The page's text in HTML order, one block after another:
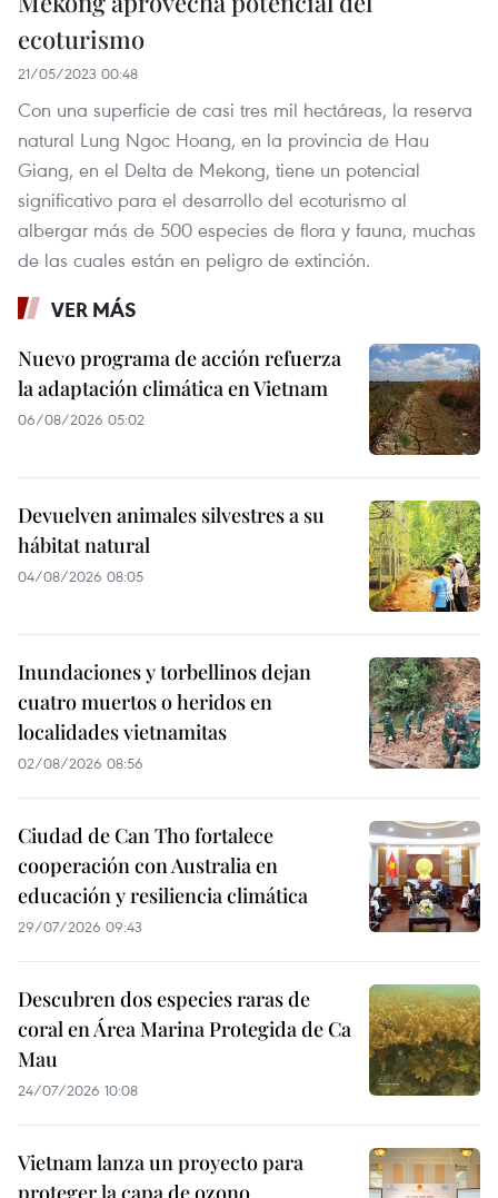
ecoturismo
21/05/2023 00:48
Con una superficie de casi tres mil hectáreas, la reserva
natural Lung Ngoc Hoang, en la provincia de Hau
Giang, en el Delta de Mekong, tiene un potencial
significativo para el desarrollo del ecoturismo al
albergar más de 500 especies de flora y fauna, muchas
de las cuales están en peligro de extinción.
VER MÁS
Nuevo programa de acción refuerza
la adaptación climática en Vietnam
06/08/2026 05:02
Devuelven animales silvestres a su
hábitat natural
04/08/2026 08:05
Inundaciones y torbellinos dejan
cuatro muertos o heridos en
localidades vietnamitas
02/08/2026 08:56
Ciudad de Can Tho fortalece
cooperación con Australia en
educación y resiliencia climática
29/07/2026 09:43
Descubren dos especies raras de
coral en Área Marina Protegida de Ca
Mau
24/07/2026 10:08
Vietnam lanza un proyecto para